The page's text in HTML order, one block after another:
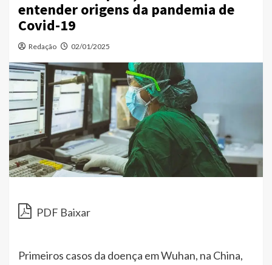
entender origens da pandemia de
Covid-19
Redação 02/01/2025
PDF Baixar
Primeiros casos da doença em Wuhan, na China,